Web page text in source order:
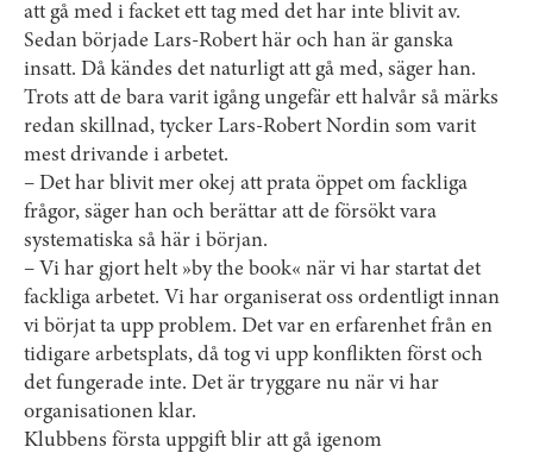
att gå med i facket ett tag med det har inte blivit av.
Sedan började Lars-Robert här och han är ganska
insatt. Då kändes det naturligt att gå med, säger han.
Trots att de bara varit igång ungefär ett halvår så märks
redan skillnad, tycker Lars-Robert Nordin som varit
mest drivande i arbetet.
– Det har blivit mer okej att prata öppet om fackliga
frågor, säger han och berättar att de försökt vara
systematiska så här i början.
– Vi har gjort helt »by the book« när vi har startat det
fackliga arbetet. Vi har organiserat oss ordentligt innan
vi börjat ta upp problem. Det var en erfarenhet från en
tidigare arbetsplats, då tog vi upp konflikten först och
det fungerade inte. Det är tryggare nu när vi har
organisationen klar.
Klubbens första uppgift blir att gå igenom